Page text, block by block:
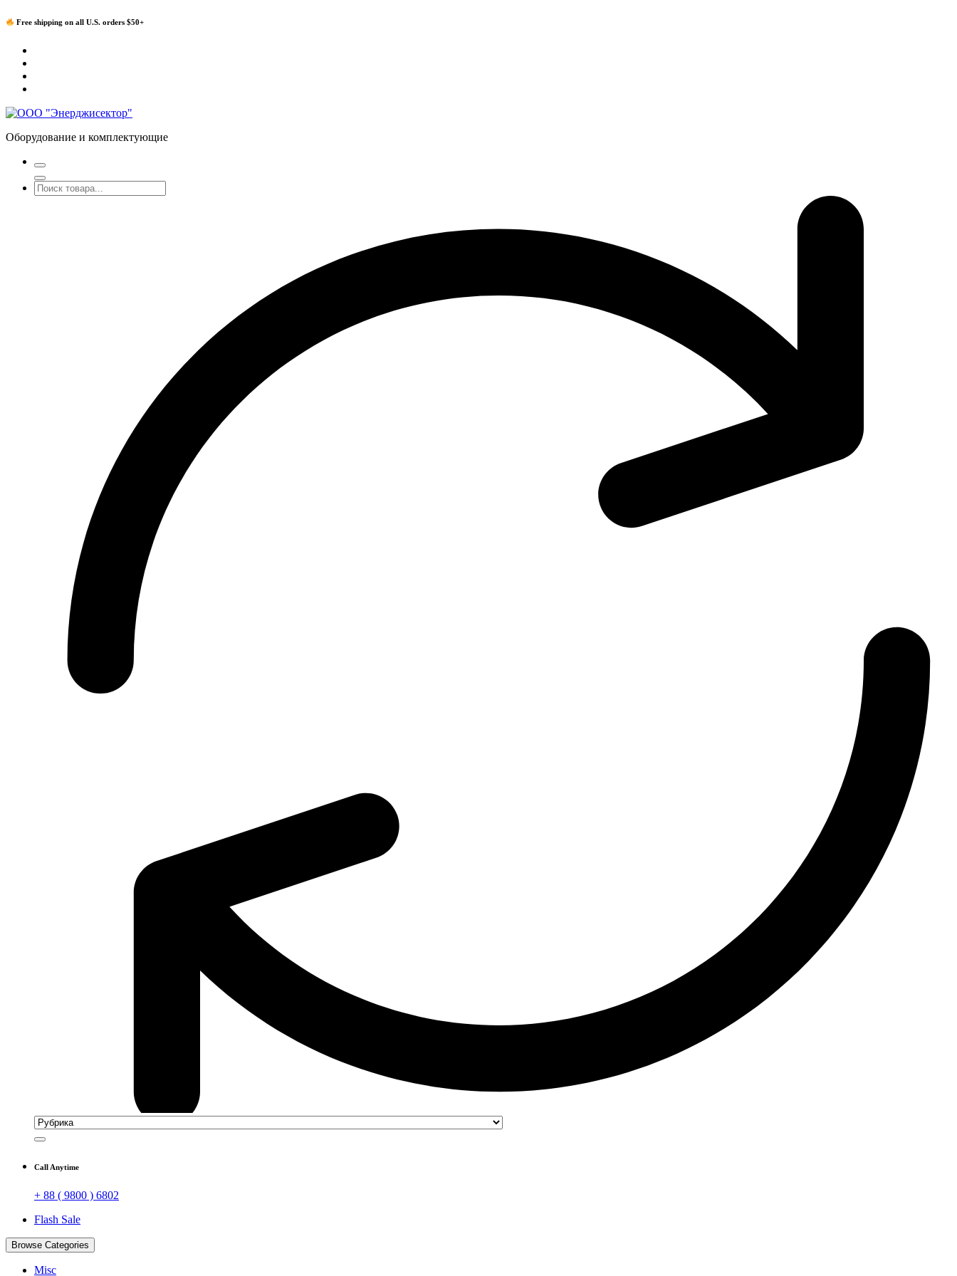
Перейти
содержимому
Free shipping on all U.S. orders $50+
Оборудование и комплектующие
Call Anytime
+ 88 ( 9800 ) 6802
Flash Sale
Browse Categories
Misc